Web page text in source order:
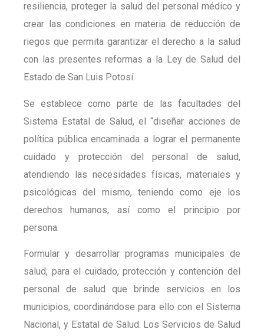
resiliencia, proteger la salud del personal médico y
crear las condiciones en materia de reducción de
riegos que permita garantizar el derecho a la salud
con las presentes reformas a la Ley de Salud del
Estado de San Luis Potosí.
Se establece como parte de las facultades del
Sistema Estatal de Salud, el “diseñar acciones de
política pública encaminada a lograr el permanente
cuidado y protección del personal de salud,
atendiendo las necesidades físicas, materiales y
psicológicas del mismo, teniendo como eje los
derechos humanos, así como el principio por
persona.
Formular y desarrollar programas municipales de
salud, para el cuidado, protección y contención del
personal de salud que brinde servicios en los
municipios, coordinándose para ello con el Sistema
Nacional, y Estatal de Salud. Los Servicios de Salud